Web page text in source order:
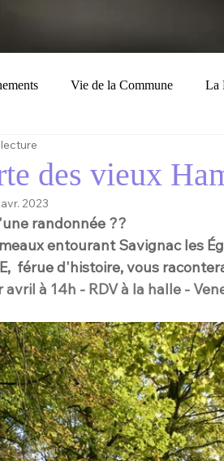
Vie de la Commune La
des vieux
2023
randonnée ??
entourant Savignac les
férue d'histoire, vous
avril à 14h - RDV à la halle -